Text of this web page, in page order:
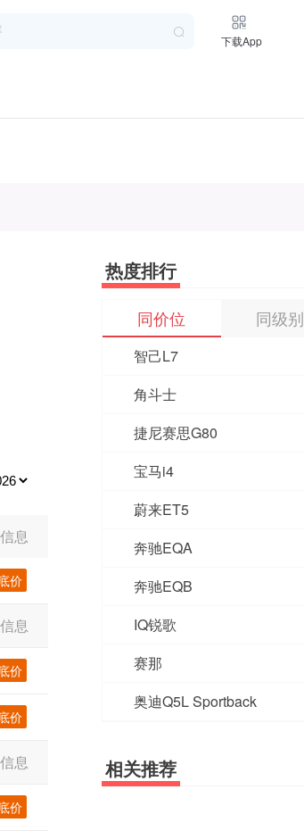
下载App
息
价
息
价
价
息
价
热度排行
同价位 同级别
智己L7
角斗士
捷尼赛思G80
宝马i4
蔚来ET5
奔驰EQA
奔驰EQB
IQ锐歌
赛那
奥迪Q5L Sportback
相关推荐